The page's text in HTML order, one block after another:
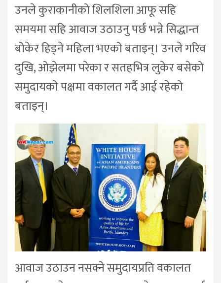
उनले कुराकानीको शिलशिला आफू सहि
समयमा सहि आवाज उठाउनु पर्छ भन्ने सिद्धान्त
बोकेर हिड्ने महिला भएको बताइन्। उनले गरिव
दुखि, ओझेलमा परेका र सतहभित्र लुकेर बसेको
समुदायको पक्षमा वकालत गर्दै आई रहेको
बताइन्।
आवाज उठाउन नसक्ने समुदायप्रति वकालत